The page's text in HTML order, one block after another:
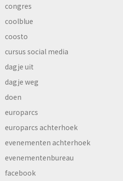
congres
coolblue
coosto
cursus social media
dagje uit
dagje weg
doen
europarcs
europarcs achterhoek
evenementen achterhoek
evenementenbureau
facebook